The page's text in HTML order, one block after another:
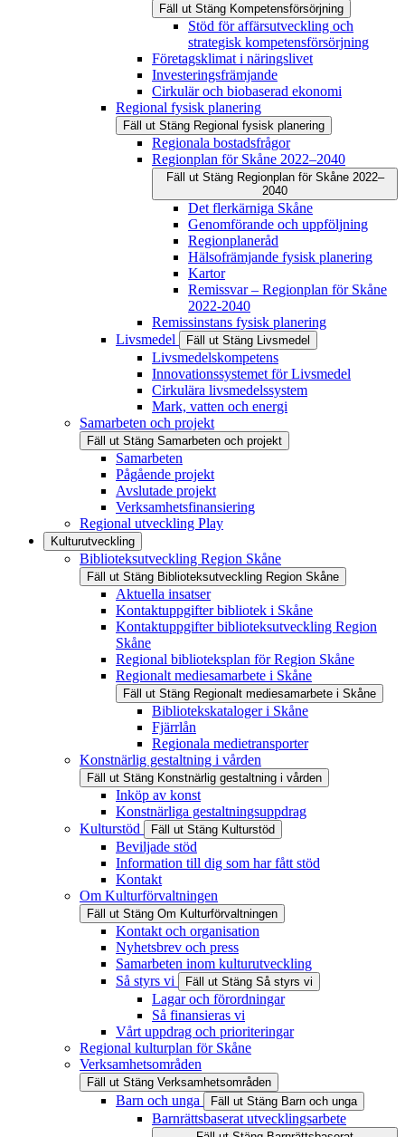
Fäll ut Stäng Kompetensförsörjning
Stöd för affärsutveckling och
strategisk kompetensförsörjning
Företagsklimat i näringslivet
Investeringsfrämjande
Cirkulär och biobaserad ekonomi
Regional fysisk planering
Fäll ut Stäng Regional fysisk planering
Regionala bostadsfrågor
Regionplan för Skåne 2022–2040
Fäll ut Stäng Regionplan för Skåne 2022–
2040
Det flerkärniga Skåne
Genomförande och uppföljning
Regionplaneråd
Hälsofrämjande fysisk planering
Kartor
Remissvar – Regionplan för Skåne
2022-2040
Remissinstans fysisk planering
Livsmedel
Fäll ut Stäng Livsmedel
Livsmedelskompetens
Innovationssystemet för Livsmedel
Cirkulära livsmedelssystem
Mark, vatten och energi
Samarbeten och projekt
Fäll ut Stäng Samarbeten och projekt
Samarbeten
Pågående projekt
Avslutade projekt
Verksamhetsfinansiering
Regional utveckling Play
Kulturutveckling
Biblioteksutveckling Region Skåne
Fäll ut Stäng Biblioteksutveckling Region Skåne
Aktuella insatser
Kontaktuppgifter bibliotek i Skåne
Kontaktuppgifter biblioteksutveckling Region
Skåne
Regional biblioteksplan för Region Skåne
Regionalt mediesamarbete i Skåne
Fäll ut Stäng Regionalt mediesamarbete i Skåne
Bibliotekskataloger i Skåne
Fjärrlån
Regionala medietransporter
Konstnärlig gestaltning i vården
Fäll ut Stäng Konstnärlig gestaltning i vården
Inköp av konst
Konstnärliga gestaltningsuppdrag
Kulturstöd
Fäll ut Stäng Kulturstöd
Beviljade stöd
Information till dig som har fått stöd
Kontakt
Om Kulturförvaltningen
Fäll ut Stäng Om Kulturförvaltningen
Kontakt och organisation
Nyhetsbrev och press
Samarbeten inom kulturutveckling
Så styrs vi
Fäll ut Stäng Så styrs vi
Lagar och förordningar
Så finansieras vi
Vårt uppdrag och prioriteringar
Regional kulturplan för Skåne
Verksamhetsområden
Fäll ut Stäng Verksamhetsområden
Barn och unga Fäll ut Stäng Barn och unga
Barnrättsbaserat utvecklingsarbete